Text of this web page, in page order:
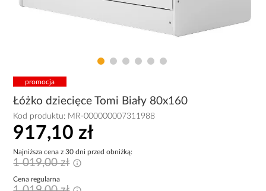
promocja
Łóżko dziecięce Tomi Biały 80x160
Kod produktu: MR-000000007311988
917,10 zł
Najniższa cena z 30 dni przed obniżką:
1 019,00 zł
Cena regularna